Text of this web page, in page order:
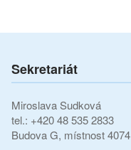
Sekretariát
Miroslava Sudková
tel.: +420 48 535 2833
Budova G, místnost 4074